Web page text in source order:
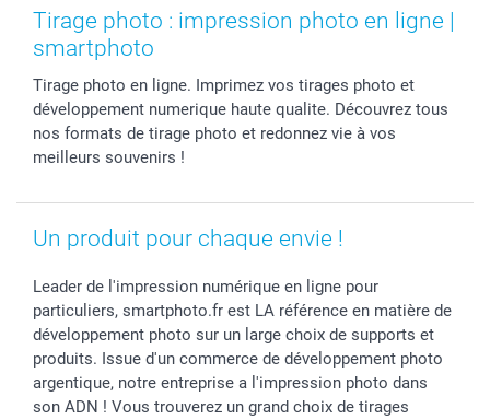
Coques smartphone
Stickers & Etiquettes
Dénicheur d'idées cadeau
Fête des Mères
Fête des Pères
Baptême
Toussaint
Rentrée des classes
Vacances
Droit de rétraction
Plaintes
Gestion des cookies
Tarifs
Partenariats & Influence
Aide
smartbonus
Livraison
Modes de paiement
Grandes quantités
Tirage photo : impression photo en ligne |
smartphoto
Tirage photo en ligne. Imprimez vos tirages photo et
développement numerique haute qualite. Découvrez tous
nos formats de tirage photo et redonnez vie à vos
meilleurs souvenirs !
Un produit pour chaque envie !
Leader de l'impression numérique en ligne pour
particuliers, smartphoto.fr est LA référence en matière de
développement photo sur un large choix de supports et
produits. Issue d'un commerce de développement photo
argentique, notre entreprise a l'impression photo dans
son ADN ! Vous trouverez un grand choix de tirages